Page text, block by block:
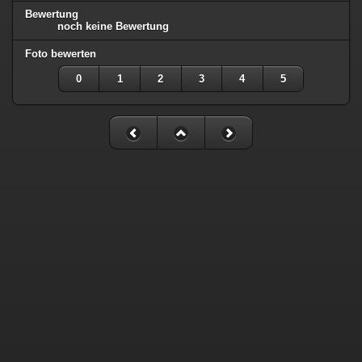
Bewertung
noch keine Bewertung
Foto bewerten
0 1 2 3 4 5